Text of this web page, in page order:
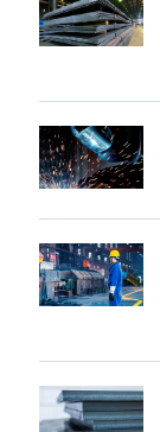
авіації
в
Великої
Вітчизняної
війни
на
котушку
незважаючи
на
літнє
уповільнення
зростання
цін
Tk
accelis
в
нову
ріжучу
машину
Європейські
ціни
на
продовжують
Внутрішні
ціни